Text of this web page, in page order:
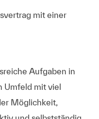
mit einer
Aufgaben in
Umfeld mit viel
Möglichkeit,